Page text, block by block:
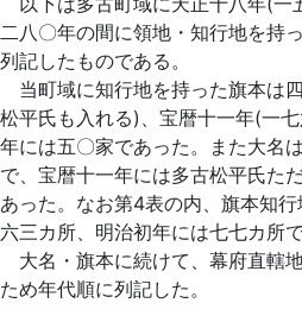
二八〇年の間に領地・知行地を持
列記したものである。
当町域に知行地を持った旗本は
松平氏も入れる)、宝暦十一年(一
年には五〇家であった。また大名
で、宝暦十一年には多古松平氏た
あった。なお第4表の内、旗本知
六三カ所、明治初年には七七カ所で
大名・旗本に続けて、幕府直轄
ため年代順に列記した。